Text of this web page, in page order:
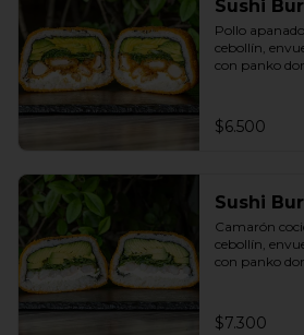
Sushi
Pollo
cebollín,
con panko
$6.500
Sushi
Camarón
cebollín,
con panko
$7.300